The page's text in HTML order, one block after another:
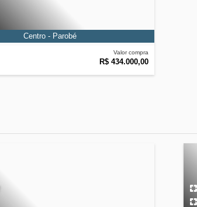
Valor compra
R$ 434.000,00
Centro - Parobé